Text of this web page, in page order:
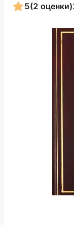
5(2 оценки)